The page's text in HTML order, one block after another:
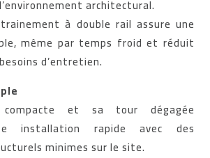
architectural.
à double rail assure une
même par temps froid et réduit
d’entretien.
et sa tour dégagée
installation rapide avec des
minimes sur le site.